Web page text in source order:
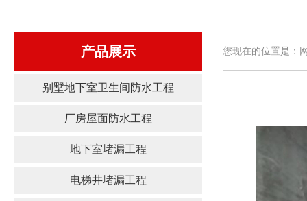
产品展示
别墅地下室卫生间防水工程
厂房屋面防水工程
地下室堵漏工程
电梯井堵漏工程
您现在的位置是：